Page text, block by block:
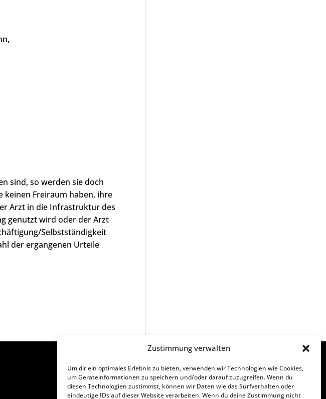
Zustimmung verwalten
Um dir ein optimales Erlebnis zu bieten, verwenden wir Technologien wie Cookies,
um Geräteinformationen zu speichern und/oder darauf zuzugreifen. Wenn du
diesen Technologien zustimmst, können wir Daten wie das Surfverhalten oder
eindeutige IDs auf dieser Website verarbeiten. Wenn du deine Zustimmung nicht
sind, so werden sie doch
keinen Freiraum haben, ihre
Arzt in die Infrastruktur des
genutzt wird oder der Arzt
Selbstständigkeit
der ergangenen Urteile
T0251.91587830